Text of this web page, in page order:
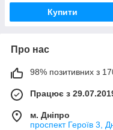
Купити
Про нас
98% позитивних з 170
Працює з
м. Дніпро
проспект Героїв 3,